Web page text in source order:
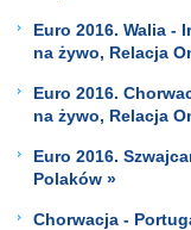
Euro 2016. Walia -
na żywo, Relacja
Euro 2016.
na żywo, Relacja
Euro 2016.
Polaków »
Chorwacja -